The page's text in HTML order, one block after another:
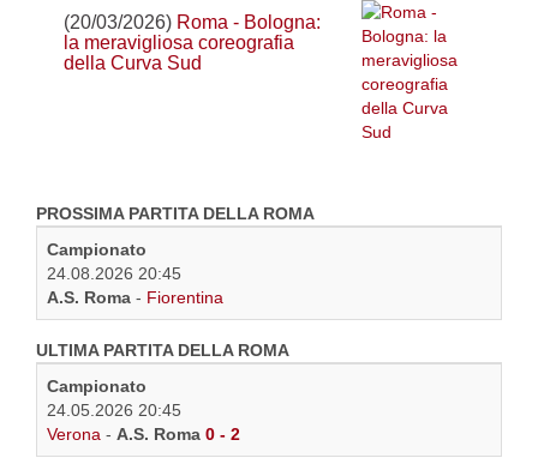
(20/03/2026) Roma - Bologna:
la meravigliosa coreografia
della Curva Sud
PROSSIMA PARTITA DELLA ROMA
Campionato
24.08.2026 20:45
A.S. Roma - Fiorentina
ULTIMA PARTITA DELLA ROMA
Campionato
24.05.2026 20:45
Verona - A.S. Roma 0 - 2